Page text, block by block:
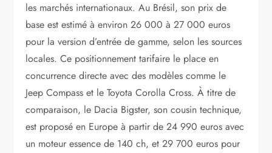
les marchés internationaux. Au Brésil, son prix de
base est estimé à environ 26 000 à 27 000 euros
pour la version d’entrée de gamme, selon les sources
locales. Ce positionnement tarifaire le place en
concurrence directe avec des modèles comme le
Jeep Compass et le Toyota Corolla Cross. À titre de
comparaison, le Dacia Bigster, son cousin technique,
est proposé en Europe à partir de 24 990 euros avec
un moteur essence de 140 ch, et 29 700 euros pour